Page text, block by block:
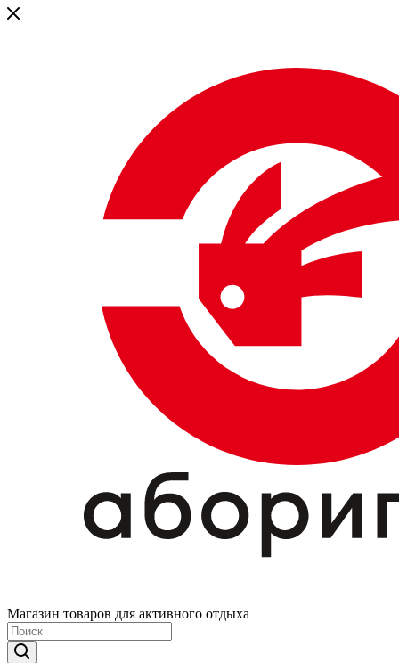
Магазин товаров для активного отдыха